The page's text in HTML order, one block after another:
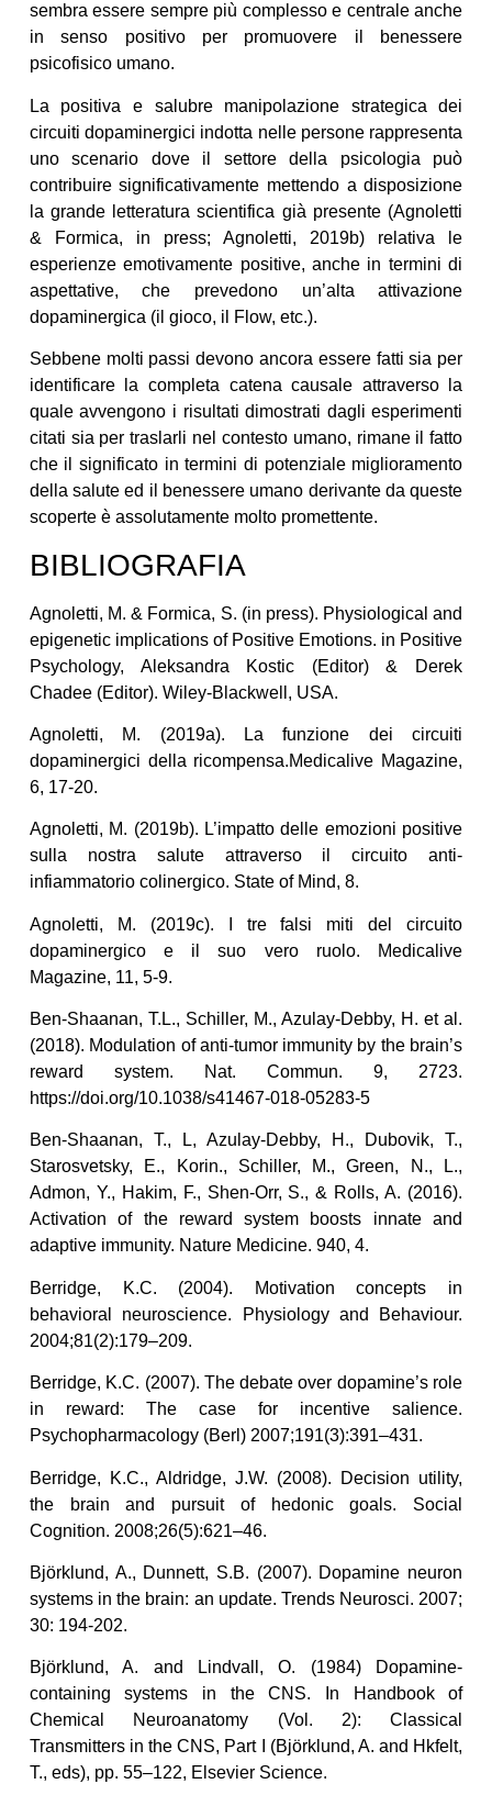
sembra essere sempre più complesso e centrale anche
in senso positivo per promuovere il benessere
psicofisico umano.
La positiva e salubre manipolazione strategica dei
circuiti dopaminergici indotta nelle persone rappresenta
uno scenario dove il settore della psicologia può
contribuire significativamente mettendo a disposizione
la grande letteratura scientifica già presente (Agnoletti
& Formica, in press; Agnoletti, 2019b) relativa le
esperienze emotivamente positive, anche in termini di
aspettative, che prevedono un’alta attivazione
dopaminergica (il gioco, il Flow, etc.).
Sebbene molti passi devono ancora essere fatti sia per
identificare la completa catena causale attraverso la
quale avvengono i risultati dimostrati dagli esperimenti
citati sia per traslarli nel contesto umano, rimane il fatto
che il significato in termini di potenziale miglioramento
della salute ed il benessere umano derivante da queste
scoperte è assolutamente molto promettente.
BIBLIOGRAFIA
Agnoletti, M. & Formica, S. (in press). Physiological and
epigenetic implications of Positive Emotions. in Positive
Psychology, Aleksandra Kostic (Editor) & Derek
Chadee (Editor). Wiley-Blackwell, USA.
Agnoletti, M. (2019a). La funzione dei circuiti
dopaminergici della ricompensa.Medicalive Magazine,
6, 17-20.
Agnoletti, M. (2019b). L’impatto delle emozioni positive
sulla nostra salute attraverso il circuito anti-
infiammatorio colinergico. State of Mind, 8.
Agnoletti, M. (2019c). I tre falsi miti del circuito
dopaminergico e il suo vero ruolo. Medicalive
Magazine, 11, 5-9.
Ben-Shaanan, T.L., Schiller, M., Azulay-Debby, H. et al.
(2018). Modulation of anti-tumor immunity by the brain’s
reward system. Nat. Commun. 9, 2723.
https://doi.org/10.1038/s41467-018-05283-5
Ben-Shaanan, T., L, Azulay-Debby, H., Dubovik, T.,
Starosvetsky, E., Korin., Schiller, M., Green, N., L.,
Admon, Y., Hakim, F., Shen-Orr, S., & Rolls, A. (2016).
Activation of the reward system boosts innate and
adaptive immunity. Nature Medicine. 940, 4.
Berridge, K.C. (2004). Motivation concepts in
behavioral neuroscience. Physiology and Behaviour.
2004;81(2):179–209.
Berridge, K.C. (2007). The debate over dopamine’s role
in reward: The case for incentive salience.
Psychopharmacology (Berl) 2007;191(3):391–431.
Berridge, K.C., Aldridge, J.W. (2008). Decision utility,
the brain and pursuit of hedonic goals. Social
Cognition. 2008;26(5):621–46.
Björklund, A., Dunnett, S.B. (2007). Dopamine neuron
systems in the brain: an update. Trends Neurosci. 2007;
30: 194-202.
Björklund, A. and Lindvall, O. (1984) Dopamine-
containing systems in the CNS. In Handbook of
Chemical Neuroanatomy (Vol. 2): Classical
Transmitters in the CNS, Part I (Björklund, A. and Hkfelt,
T., eds), pp. 55–122, Elsevier Science.